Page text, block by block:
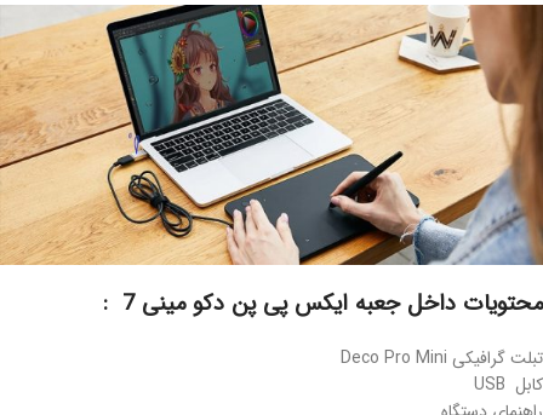
محتویات داخل جعبه ایکس پی پن دکو مینی 7 :
تبلت گرافیکی Deco Pro Mini
کابل USB